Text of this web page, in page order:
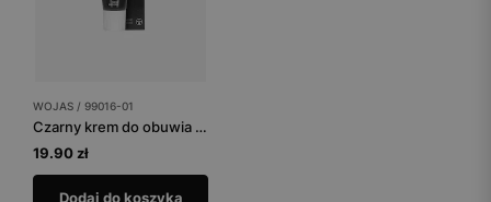
WOJAS / 99016-01
Czarny krem do obuwia tuba 75 ml
19.90 zł
Dodaj do koszyka